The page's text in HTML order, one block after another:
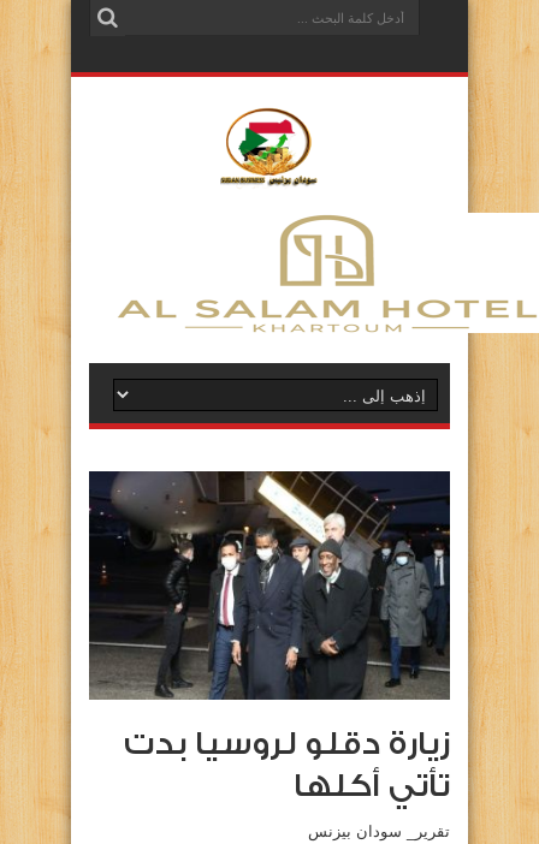
زيارة دقلو لروسيا بدت
تأتي أكلها
تقرير_ سودان بيزنس